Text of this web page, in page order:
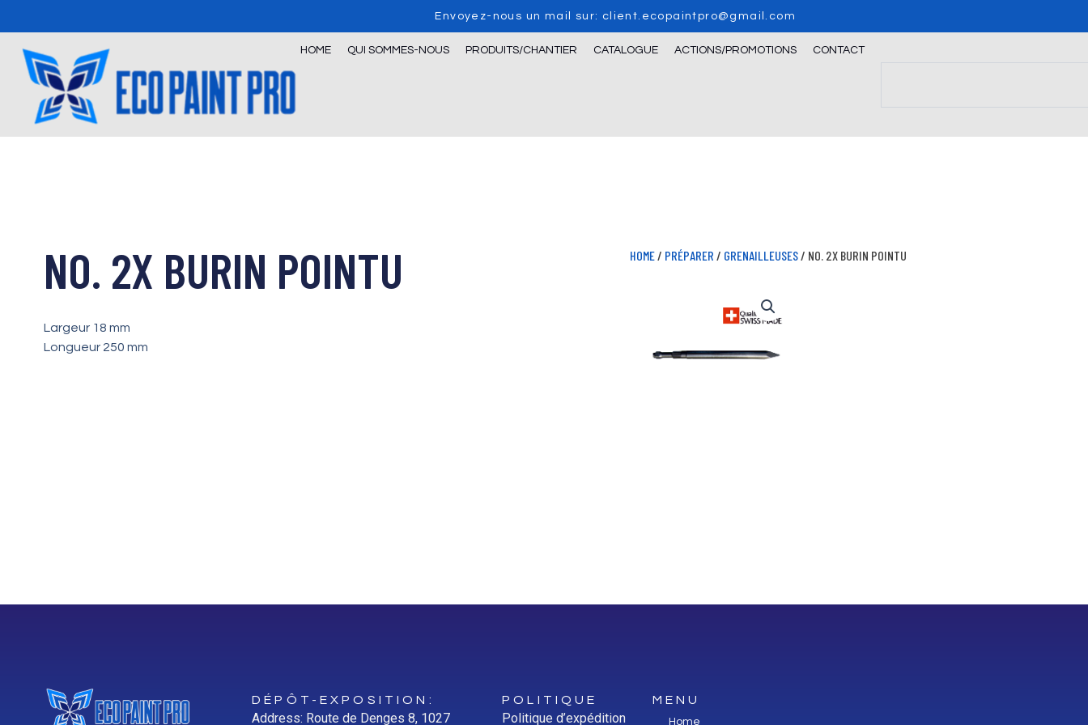
to
content
Envoyez-nous un mail sur: client.ecopaintpro@gmail.com
HOME QUI SOMMES-NOUS PRODUITS/CHANTIER CATALOGUE ACTIONS/PROMOTIONS CONTACT
NO. 2X BURIN POINTU
Largeur 18 mm
Longueur 250 mm
HOME/ PRÉPARER / GRENAILLEUSES/ NO. 2X BURIN POINTU
DÉPÔT-EXPOSITION:
Address: Route de Denges 8, 1027
POLITIQUE
Politique d’expédition
MENU
Home